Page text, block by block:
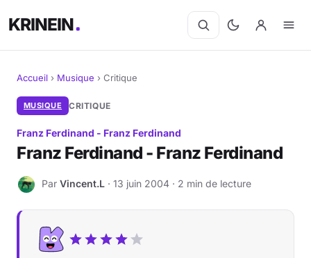
KRINEIN
Cinéma
Séries
Livres
Accueil › Musique › Critique
MUSIQUE CRITIQUE
Franz Ferdinand - Franz Ferdinand
Franz Ferdinand - Franz Ferdinand
V Par Vincent.L · 13 juin 2004 · 2 min de lecture